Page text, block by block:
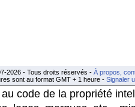
2026 - Tous droits réservés - À propos,
sont au format GMT + 1 heure - Signaler
code de la propriété